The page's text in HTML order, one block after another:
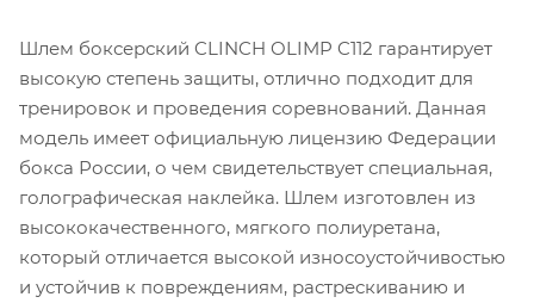
Шлем боксерский CLINCH OLIMP C112 гарантирует
высокую степень защиты, отлично подходит для
тренировок и проведения соревнований. Данная
модель имеет официальную лицензию Федерации
бокса России, о чем свидетельствует специальная,
голографическая наклейка. Шлем изготовлен из
высококачественного, мягкого полиуретана,
который отличается высокой износоустойчивостью
и устойчив к повреждениям, растрескиванию и